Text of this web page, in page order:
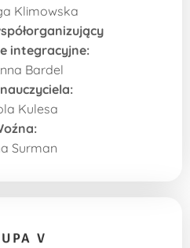
Klimowska
integracyjne:
Bardel
Kulesa
Surman
V